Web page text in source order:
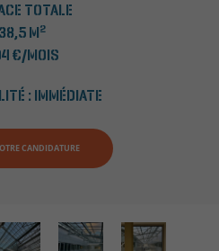
TOTALE
M2
€/MOIS
: IMMÉDIATE
CANDIDATURE